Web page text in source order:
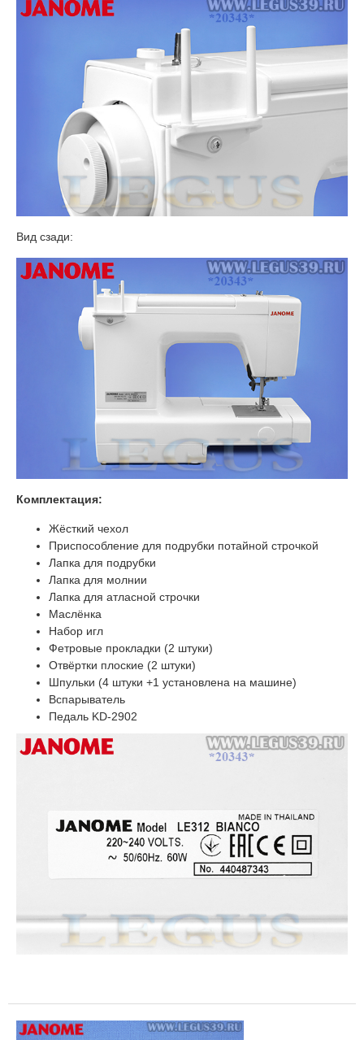
Вид сзади:
Комплектация:
Жёсткий чехол
Приспособление для подрубки потайной строчкой
Лапка для подрубки
Лапка для молнии
Лапка для атласной строчки
Маслёнка
Набор игл
Фетровые прокладки (2 штуки)
Отвёртки плоские (2 штуки)
Шпульки (4 штуки +1 установлена на машине)
Вспарыватель
Педаль KD-2902